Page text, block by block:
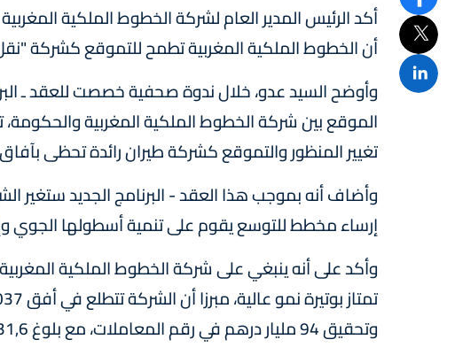
أكد الرئيس المدير العام لشركة الخطوط الملكية المغربية
أن الخطوط الملكية المغربية تطمح للتموقع كشركة "نقل
الموقع بين شركة الخطوط الملكية المغربية
تغيير المنظور والتموقع كشركة طيران رائدة تحظى بآفاق
وأضاف أنه بموجب هذا العقد - البرنامج الجديد ستغير
إرساء مخطط للتوسع يقوم على تنمية أسطولها الجوي
وأكد على أنه ينبغي على شركة الخطوط الملكية
وتحقيق 94 مليار درهم في رقم المعاملات، مع بلوغ 31,6 مليون مسافر.